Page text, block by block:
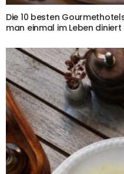
Die 10 besten
man einmal im Leben